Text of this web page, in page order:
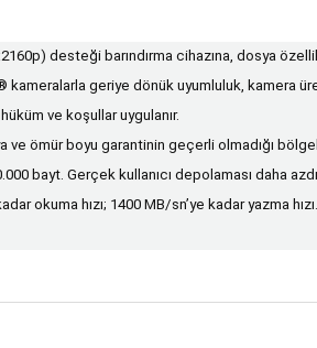
desteği barındırma cihazına, dosya
kameralarla geriye dönük uyumluluk, kamera
ve koşullar uygulanır.
ve ömür boyu garantinin geçerli olmadığı
bayt. Gerçek kullanıcı depolaması daha
okuma hızı; 1400 MB/sn’ye kadar yazma